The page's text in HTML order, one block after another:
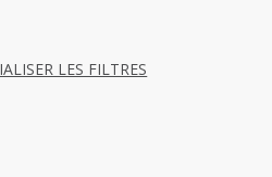
LES FILTRES